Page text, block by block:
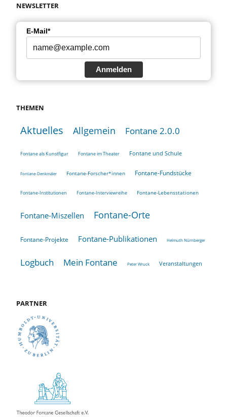
NEWSLETTER
E-Mail*
Anmelden
THEMEN
Aktuelles Allgemein Fontane 2.0.0
Fontane als Kunstfigur Fontane im Theater Fontane und Schule
Fontane-Denkmäler Fontane-Forscher*innen Fontane-Fundstücke
Fontane-Institutionen Fontane-Interviewreihe Fontane-Lebensstationen
Fontane-Miszellen Fontane-Orte
Fontane-Projekte Fontane-Publikationen Helmuth Nürnberger
Logbuch Mein Fontane Peter Wruck Veranstaltungen
PARTNER